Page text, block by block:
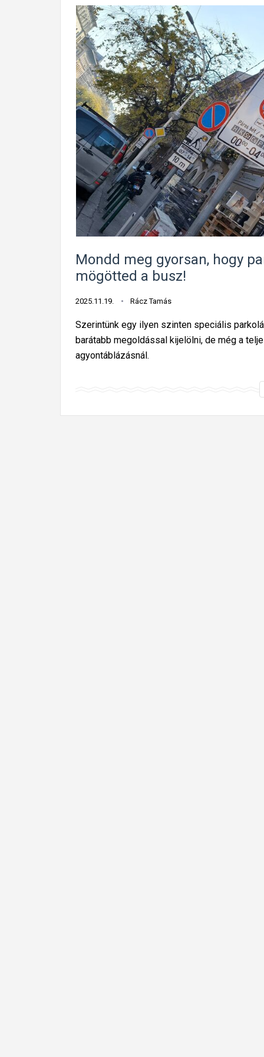
Mondd meg gyorsan, hogy
mögötted a busz!
2025.11.19. Rácz Tamás
Szerintünk egy ilyen szinten speciális
barátabb megoldással kijelölni, de még a
agyontáblázásnál.